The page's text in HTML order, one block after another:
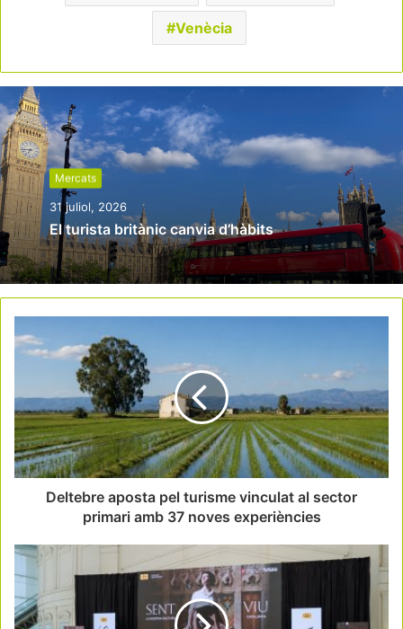
Venècia
Mercats
31 juliol, 2026
El turista britànic canvia d’hàbits
Deltebre aposta pel turisme vinculat al sector
primari amb 37 noves experiències